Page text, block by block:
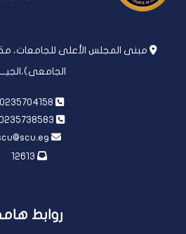
مبنى المجلس الأعلى للجامعات،
روابط